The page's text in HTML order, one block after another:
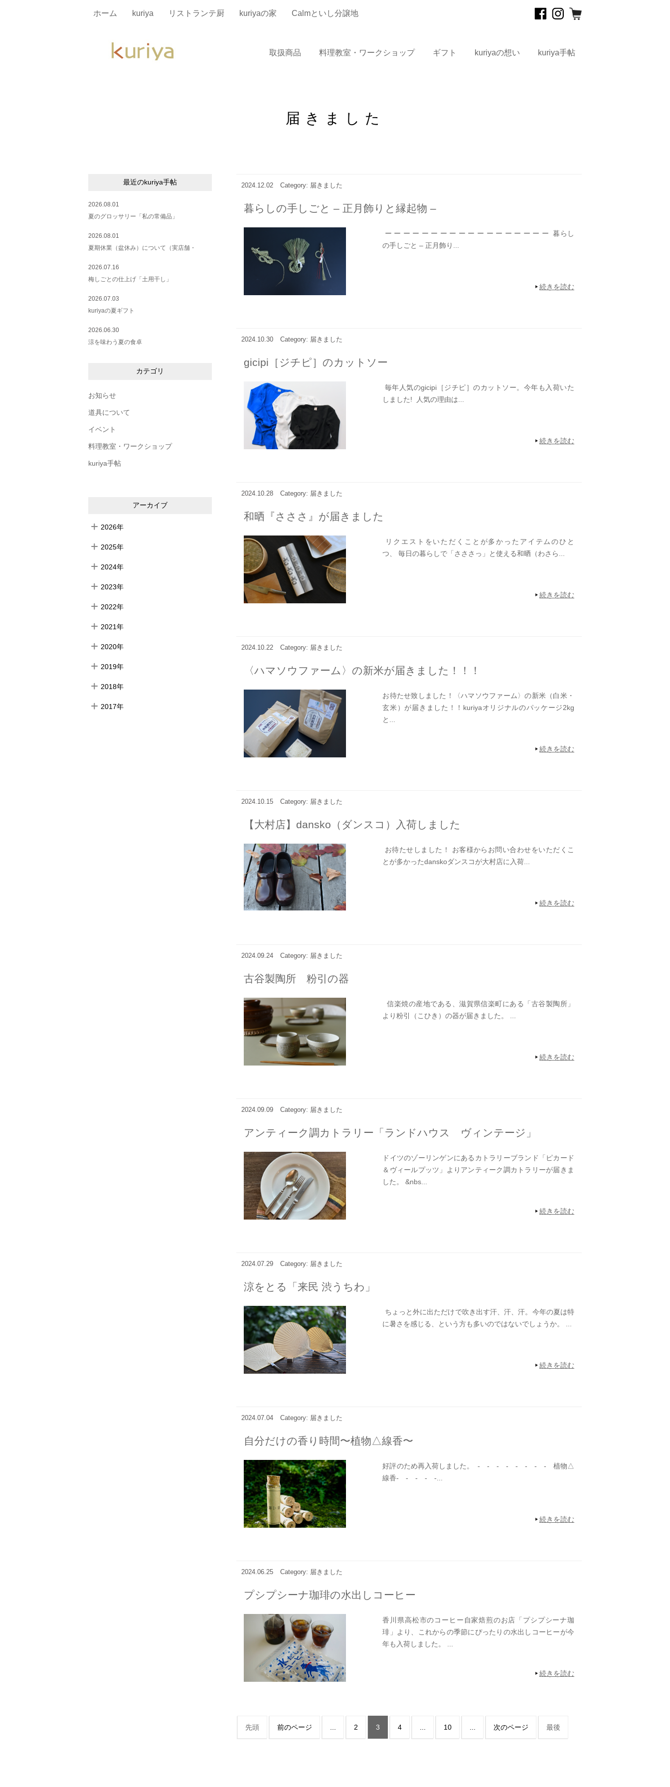
ホーム kuriya リストランテ厨 kuriyaの家 Calmといし分譲地
取扱商品 料理教室・ワークショップ ギフト kuriyaの想い kuriya手帖
届きました
2024.12.02 Category: 届きました
暮らしの手しごと – 正月飾りと縁起物 –
ー ー ー ー ー ー ー ー ー ー ー ー ー ー ー ー ー ー 暮らし
の手しごと – 正月飾り...
続きを読む
2024.10.30 Category: 届きました
gicipi［ジチピ］のカットソー
毎年人気のgicipi［ジチピ］のカットソー。今年も入荷いた
しました! 人気の理由は...
続きを読む
2024.10.28 Category: 届きました
和晒『さささ』が届きました
リクエストをいただくことが多かったアイテムのひと
つ、 毎日の暮らしで「さささっ」と使える和晒（わさら...
続きを読む
2024.10.22 Category: 届きました
〈ハマソウファーム〉の新米が届きました！！！
お待たせ致しました！〈ハマソウファーム〉の新米（白米・
玄米）が届きました！！kuriyaオリジナルのパッケージ2kg
と...
続きを読む
2024.10.15 Category: 届きました
【大村店】dansko（ダンスコ）入荷しました
お待たせしました！ お客様からお問い合わせをいただくこ
とが多かったdanskoダンスコが大村店に入荷...
続きを読む
2024.09.24 Category: 届きました
古谷製陶所 粉引の器
信楽焼の産地である、滋賀県信楽町にある「古谷製陶所」
より粉引（こひき）の器が届きました。 ...
続きを読む
2024.09.09 Category: 届きました
アンティーク調カトラリー「ランドハウス ヴィンテージ」
ドイツのゾーリンゲンにあるカトラリーブランド「ピカード
＆ヴィールプッツ」よりアンティーク調カトラリーが届きま
した。 &nbs...
続きを読む
2024.07.29 Category: 届きました
涼をとる「来民 渋うちわ」
ちょっと外に出ただけで吹き出す汗、汗、汗。今年の夏は特
に暑さを感じる、という方も多いのではないでしょうか。 ...
続きを読む
2024.07.04 Category: 届きました
自分だけの香り時間〜植物△線香〜
好評のため再入荷しました。 - - - - - - - - 植物△
線香- - - - -...
続きを読む
2024.06.25 Category: 届きました
プシプシーナ珈琲の水出しコーヒー
香川県高松市のコーヒー自家焙煎のお店「プシプシーナ珈
琲」より、これからの季節にぴったりの水出しコーヒーが今
年も入荷しました。 ...
続きを読む
先頭 前のページ 2 3 4 10 次のページ 最後
最近のkuriya手帖
2026.08.01
夏のグロッサリー「私の常備品」
2026.08.01
夏期休業（盆休み）について（実店舗・
2026.07.16
梅しごとの仕上げ「土用干し」
2026.07.03
kuriyaの夏ギフト
2026.06.30
涼を味わう夏の食卓
カテゴリ
お知らせ
道具について
イベント
料理教室・ワークショップ
kuriya手帖
アーカイブ
2026年
2025年
2024年
2023年
2022年
2021年
2020年
2019年
2018年
2017年